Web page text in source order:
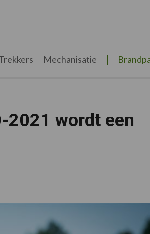
Mechanisatie
2021 wordt een